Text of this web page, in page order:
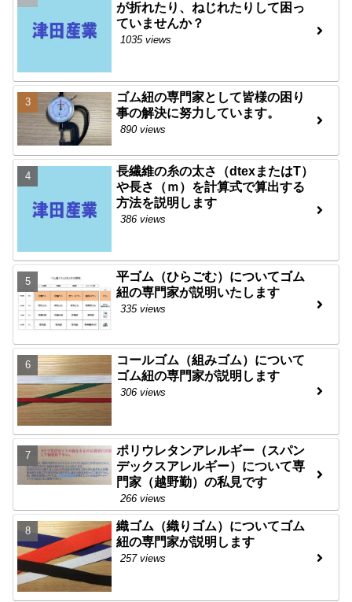
が折れたり、ねじれたりして困っ
ていませんか？
1035 views
ゴム紐の専門家として皆様の困り
事の解決に努力しています。
890 views
長繊維の糸の太さ（dtexまたはT）
や長さ（ｍ）を計算式で算出する
方法を説明します
386 views
平ゴム（ひらごむ）についてゴム
紐の専門家が説明いたします
335 views
コールゴム（組みゴム）について
ゴム紐の専門家が説明します
306 views
ポリウレタンアレルギー（スパン
デックスアレルギー）について専
門家（越野勤）の私見です
266 views
織ゴム（織りゴム）についてゴム
紐の専門家が説明します
257 views